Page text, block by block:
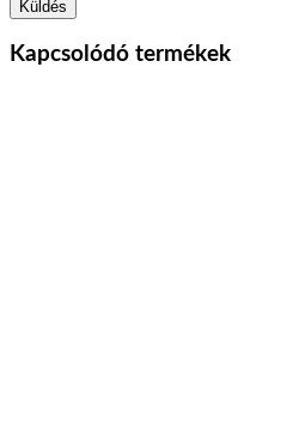
Kapcsolódó termékek